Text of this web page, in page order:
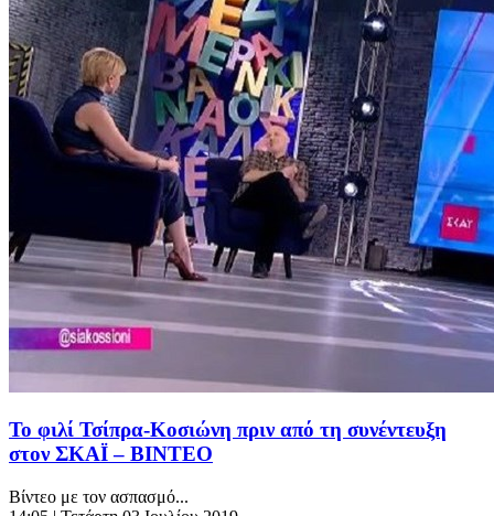
Το φιλί Τσίπρα-Κοσιώνη πριν από τη συνέντευξη
στον ΣΚΑΪ – ΒΙΝΤΕΟ
Βίντεο με τον ασπασμό...